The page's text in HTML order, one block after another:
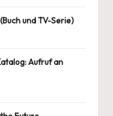
und TV-Serie)
Aufruf an